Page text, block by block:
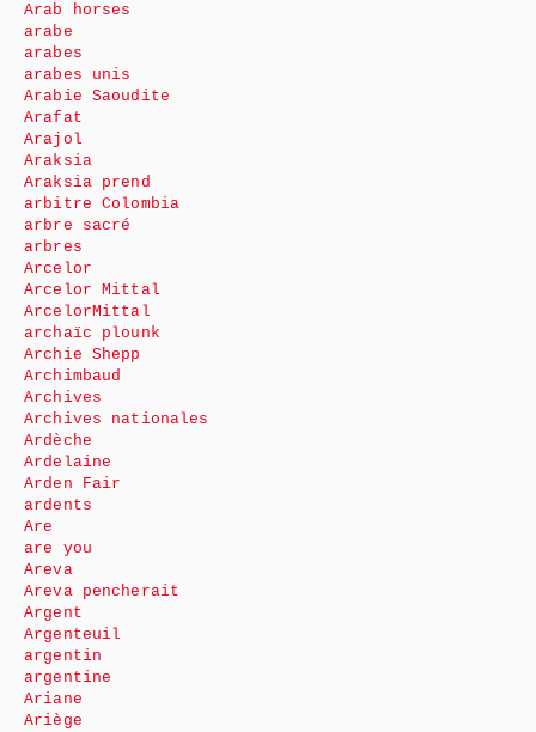
Arab horses
arabe
arabes
arabes unis
Arabie Saoudite
Arafat
Arajol
Araksia
Araksia prend
arbitre Colombia
arbre sacré
arbres
Arcelor
Arcelor Mittal
ArcelorMittal
archaïc plounk
Archie Shepp
Archimbaud
Archives
Archives nationales
Ardèche
Ardelaine
Arden Fair
ardents
Are
are you
Areva
Areva pencherait
Argent
Argenteuil
argentin
argentine
Ariane
Ariège